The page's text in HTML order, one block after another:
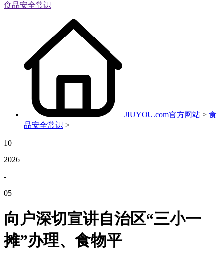
食品安全常识
JIUYOU.com官方网站 > 食
品安全常识 >
10
2026
-
05
向户深切宣讲自治区“三小一
摊”办理、食物平